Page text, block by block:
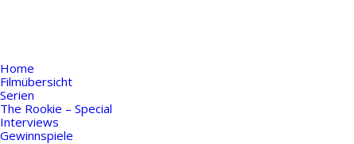
Home
Filmübersicht
Serien
The Rookie – Special
Interviews
Gewinnspiele